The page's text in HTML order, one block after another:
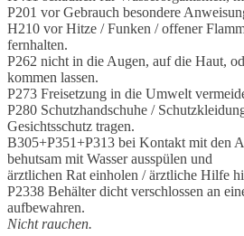
P201 vor Gebrauch besondere
H210 vor Hitze / Funken / offener
fernhalten.
P262 nicht in die Augen, auf die Haut,
kommen lassen.
P273 Freisetzung in die Umwelt
P280 Schutzhandschuhe /
Gesichtsschutz tragen.
B305+P351+P313 bei Kontakt mit den
behutsam mit Wasser ausspülen und
ärztlichen Rat einholen / ärztliche Hilfe
P2338 Behälter dicht verschlossen an
aufbewahren.
Nicht rauchen.